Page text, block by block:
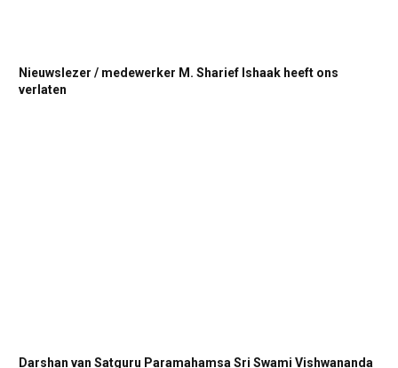
Nieuwslezer / medewerker M. Sharief Ishaak heeft ons
verlaten
Darshan van Satguru Paramahamsa Sri Swami Vishwananda